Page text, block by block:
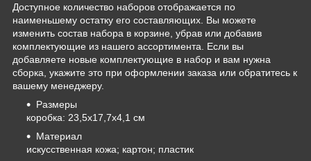
Доступное количество наборов отображается по
наименьшему остатку его составляющих. Вы можете
изменить состав набора в корзине, убрав или добавив
комплектующие из нашего ассортимента. Если вы
добавляете новые комплектующие в набор и вам нужна
сборка, укажите это при оформлении заказа или обратитесь к
вашему менеджеру.
Размеры
коробка: 23,5х17,7х4,1 см
Материал
искусственная кожа; картон; пластик